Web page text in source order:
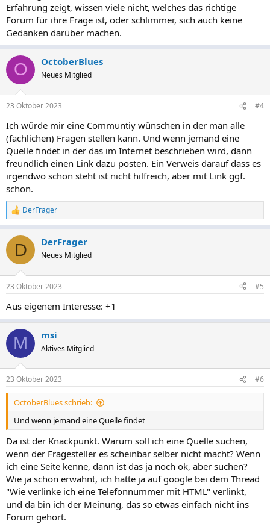
Erfahrung zeigt, wissen viele nicht, welches das richtige
Forum für ihre Frage ist, oder schlimmer, sich auch keine
Gedanken darüber machen.
O OctoberBlues
Neues Mitglied
23 Oktober 2023 #4
Ich würde mir eine Communtiy wünschen in der man alle
(fachlichen) Fragen stellen kann. Und wenn jemand eine
Quelle findet in der das im Internet beschrieben wird, dann
freundlich einen Link dazu posten. Ein Verweis darauf dass es
irgendwo schon steht ist nicht hilfreich, aber mit Link ggf.
schon.
R
e
k
i
n
e
:
DerFrager
D DerFrager
Neues Mitglied
23 Oktober 2023 #5
Aus eigenem Interesse: +1
M msi
Aktives Mitglied
23 Oktober 2023 #6
OctoberBlues schrieb:
Und wenn jemand eine Quelle findet
Da ist der Knackpunkt. Warum soll ich eine Quelle suchen,
wenn der Fragesteller es scheinbar selber nicht macht? Wenn
ich eine Seite kenne, dann ist das ja noch ok, aber suchen?
Wie ja schon erwähnt, ich hatte ja auf google bei dem Thread
"Wie verlinke ich eine Telefonnummer mit HTML" verlinkt,
und da bin ich der Meinung, das so etwas einfach nicht ins
Forum gehört.